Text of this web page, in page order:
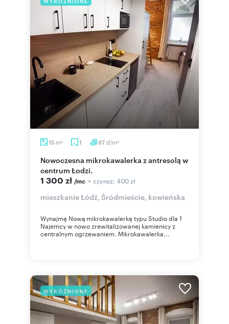
15 m2 1 87zł/m2
Nowoczesna mikrokawalerka z antresolą w
centrum Łodzi.
1 300 zł /mc + czynsz: 400 zł
mieszkanie Łódź, Śródmieście, kowieńska
Wynajmę Nową mikrokawalerkę typu Studio dla 1
Najemcy w nowo zrewitalizowanej kamienicy z
centralnym ogrzewaniem. Mikrokawalerka...
WYRÓŻNIONE